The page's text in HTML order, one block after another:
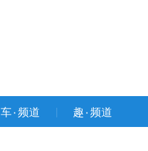
车۰频道 趣۰频道